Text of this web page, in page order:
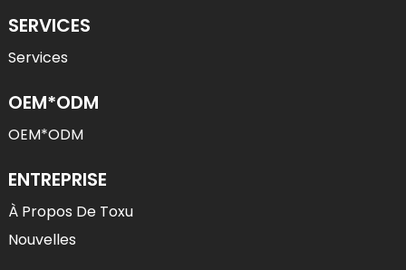
SERVICES
Services
OEM*ODM
OEM*ODM
ENTREPRISE
À Propos De Toxu
Nouvelles